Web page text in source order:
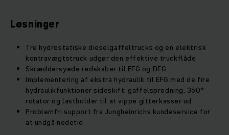
Løsninger
Tre hydrostatiske dieselgaffeltrucks og en elektrisk
kontravægtstruck udgør den effektive truckflåde
Skræddersyede redskaber til EFG og DFG
Implementering af ekstra hydraulik til EFG med de fire
hydraulikfunktioner sideskift, gaffelspredning, 360°
rotator og lastholder til at vippe gitterkasser ud
Problemfri support fra Jungheinrichs kundeservice for
at undgå nedetid